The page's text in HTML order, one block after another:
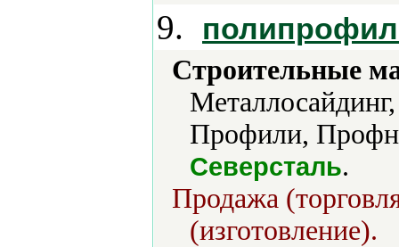
9.
Строительные
Профили,
Северсталь.
Продажа
(изготовление).